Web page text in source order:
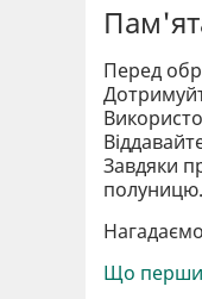
Перед
Завдяки
полуницю.
Що